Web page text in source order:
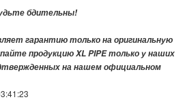
бдительны!
гарантию только на оригинальную
продукцию XL PIPE только у наших
на нашем официальном